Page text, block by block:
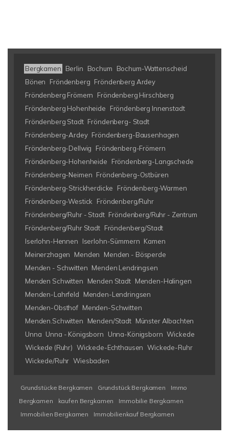
Bergkamen Berlin Bochum
Bochum-Wattenscheid
Bönen
Fröndenberg Fröndenberg Ardey
Fröndenberg Frömern
Fröndenberg Hirschberg
Fröndenberg Hohenheide
Fröndenberg Innenstadt
Fröndenberg Stadt Fröndenberg- Stadt
Fröndenberg-Ardey Fröndenberg-Bausenhagen
Fröndenberg-Dellwig
Fröndenberg-Frömern
Fröndenberg-Hohenheide
Fröndenberg-Langschede
Fröndenberg-Neimen Fröndenberg-Ostbüren
Fröndenberg-Strickherdicke
Fröndenberg-Warmen
Fröndenberg-Westick
Fröndenberg/Ruhr
Fröndenberg/Ruhr - Stadt Fröndenberg/Ruhr - Zentrum
Fröndenberg/Ruhr Stadt Fröndenberg/Stadt
Iserlohn-Hennen
Iserlohn-Sümmern Kamen
Meinerzhagen
Menden
Menden - Bösperde
Menden - Schwitten Menden Lendringsen
Menden Schwitten
Menden Stadt Menden-Halingen
Menden-Lahrfeld
Menden-Lendringsen
Menden-Obsthof Menden-Schwitten
Menden.Schwitten
Menden/Stadt Münster Albachten
Unna Unna - Königsborn Unna-Königsborn Wickede
Wickede (Ruhr) Wickede-Echthausen Wickede-Ruhr
Wickede/Ruhr Wiesbaden
Grundstücke Bergkamen Grundstück Bergkamen
Immo
Bergkamen
kaufen Bergkamen
Immobilie Bergkamen
Immobilien Bergkamen
Immobilienkauf Bergkamen